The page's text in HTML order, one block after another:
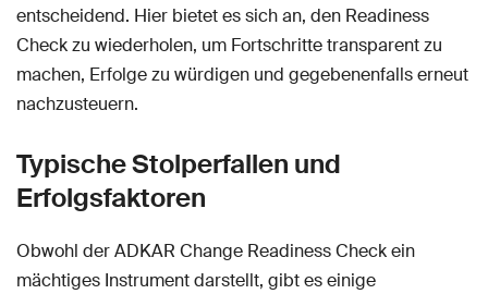
entscheidend. Hier bietet es sich an, den Readiness
Check zu wiederholen, um Fortschritte transparent zu
machen, Erfolge zu würdigen und gegebenenfalls erneut
nachzusteuern.
Typische Stolperfallen und
Erfolgsfaktoren
Obwohl der ADKAR Change Readiness Check ein
mächtiges Instrument darstellt, gibt es einige